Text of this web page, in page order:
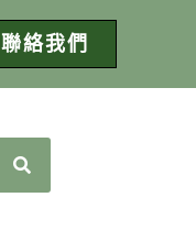
聯絡我們